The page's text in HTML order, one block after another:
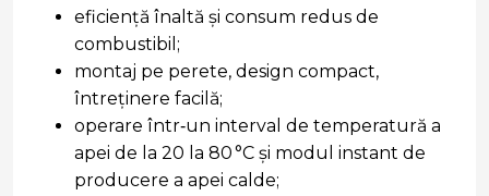
eficienţă înaltă şi consum redus de
combustibil;
montaj pe perete, design compact,
întreţinere facilă;
operare într‑un interval de temperatură a
apei de la 20 la 80 °C şi modul instant de
producere a apei calde;